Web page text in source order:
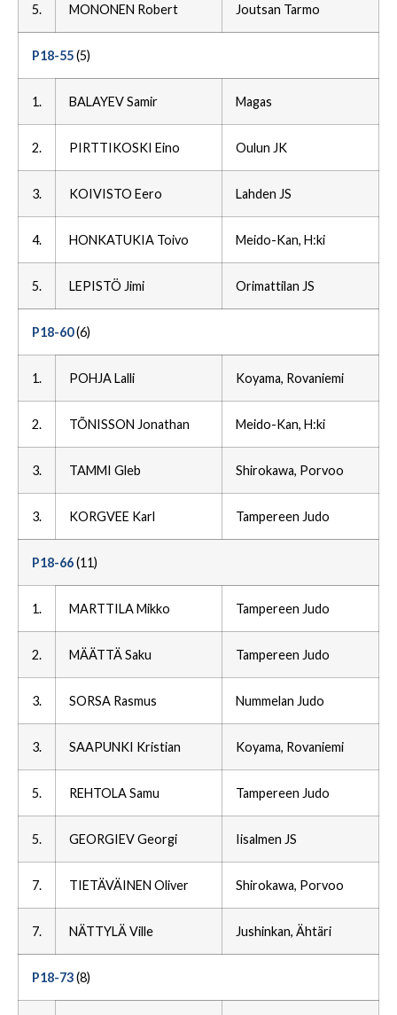
5. MONONEN Robert Joutsan Tarmo
P18-55(5)
1. BALAYEV Samir Magas
2. PIRTTIKOSKI Eino Oulun JK
3. KOIVISTO Eero Lahden JS
4. HONKATUKIA Toivo Meido-Kan, H:ki
5. LEPISTÖ Jimi Orimattilan JS
P18-60(6)
1. POHJA Lalli Koyama, Rovaniemi
2. TÕNISSON Jonathan Meido-Kan, H:ki
3. TAMMI Gleb Shirokawa, Porvoo
3. KORGVEE Karl Tampereen Judo
P18-66(11)
1. MARTTILA Mikko Tampereen Judo
2. MÄÄTTÄ Saku Tampereen Judo
3. SORSA Rasmus Nummelan Judo
3. SAAPUNKI Kristian Koyama, Rovaniemi
5. REHTOLA Samu Tampereen Judo
5. GEORGIEV Georgi Iisalmen JS
7. TIETÄVÄINEN Oliver Shirokawa, Porvoo
7. NÄTTYLÄ Ville Jushinkan, Ähtäri
P18-73(8)